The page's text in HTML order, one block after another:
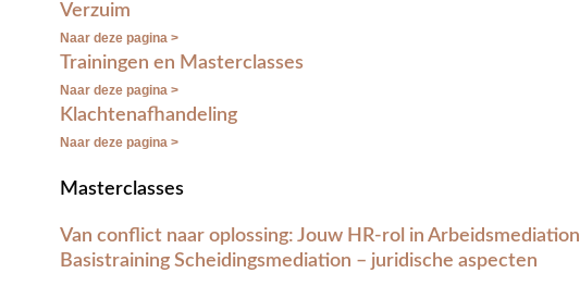
Verzuim
Naar deze pagina >
Trainingen en Masterclasses
Naar deze pagina >
Klachtenafhandeling
Naar deze pagina >
Masterclasses
Van conflict naar oplossing: Jouw HR-rol in Arbeidsmediation
Basistraining Scheidingsmediation – juridische aspecten